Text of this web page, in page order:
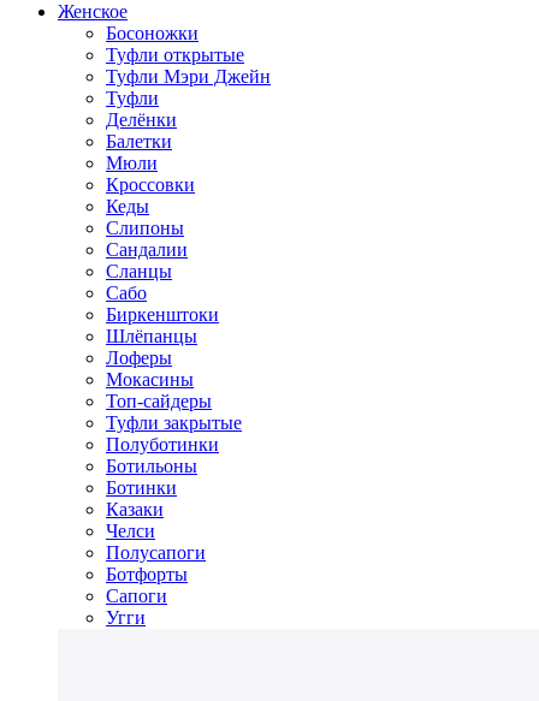
Женское
Босоножки
Туфли открытые
Туфли Мэри Джейн
Туфли
Делёнки
Балетки
Мюли
Кроссовки
Кеды
Слипоны
Сандалии
Сланцы
Сабо
Биркенштоки
Шлёпанцы
Лоферы
Мокасины
Топ-сайдеры
Туфли закрытые
Полуботинки
Ботильоны
Ботинки
Казаки
Челси
Полусапоги
Ботфорты
Сапоги
Угги